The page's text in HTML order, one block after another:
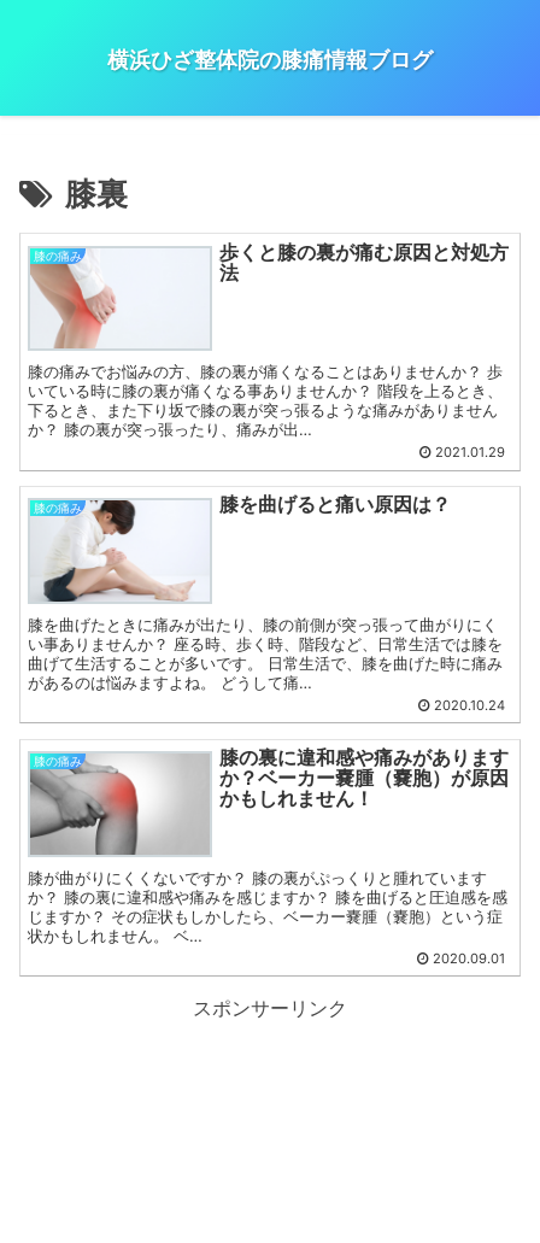
横浜ひざ整体院の膝痛情報ブログ
膝裏
膝の痛み
歩くと膝の裏が痛む原因と対処方
法
膝の痛みでお悩みの方、膝の裏が痛くなることはありませんか？ 歩
いている時に膝の裏が痛くなる事ありませんか？ 階段を上るとき、
下るとき、また下り坂で膝の裏が突っ張るような痛みがありません
か？ 膝の裏が突っ張ったり、痛みが出…
2021.01.29
膝の痛み 膝を曲げると痛い原因は？
膝を曲げたときに痛みが出たり、膝の前側が突っ張って曲がりにく
い事ありませんか？ 座る時、歩く時、階段など、日常生活では膝を
曲げて生活することが多いです。 日常生活で、膝を曲げた時に痛み
があるのは悩みますよね。 どうして痛…
2020.10.24
膝の痛み
膝の裏に違和感や痛みがあります
か？ベーカー嚢腫（嚢胞）が原因
かもしれません！
膝が曲がりにくくないですか？ 膝の裏がぷっくりと腫れています
か？ 膝の裏に違和感や痛みを感じますか？ 膝を曲げると圧迫感を感
じますか？ その症状もしかしたら、ベーカー嚢腫（嚢胞）という症
状かもしれません。 ベ…
2020.09.01
スポンサーリンク